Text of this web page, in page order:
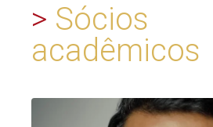
> Sócios
acadêmicos